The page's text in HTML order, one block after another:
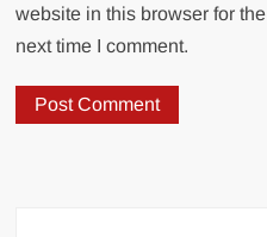
website in this browser for the
next time I comment.